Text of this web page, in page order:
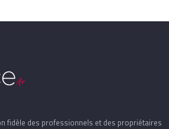
fidèle des professionnels et des propriétaires